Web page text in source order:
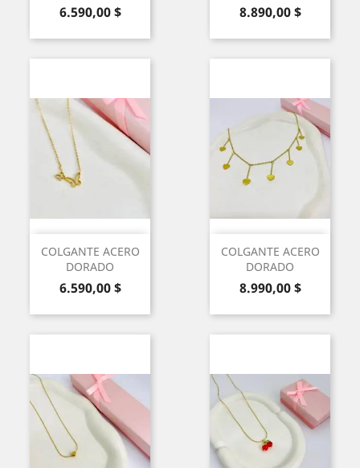
Precio
6.590,00 $ Precio
8.890,00 $
COLGANTE ACERO
DORADO
Precio
6.590,00 $
COLGANTE ACERO
DORADO
Precio
8.990,00 $